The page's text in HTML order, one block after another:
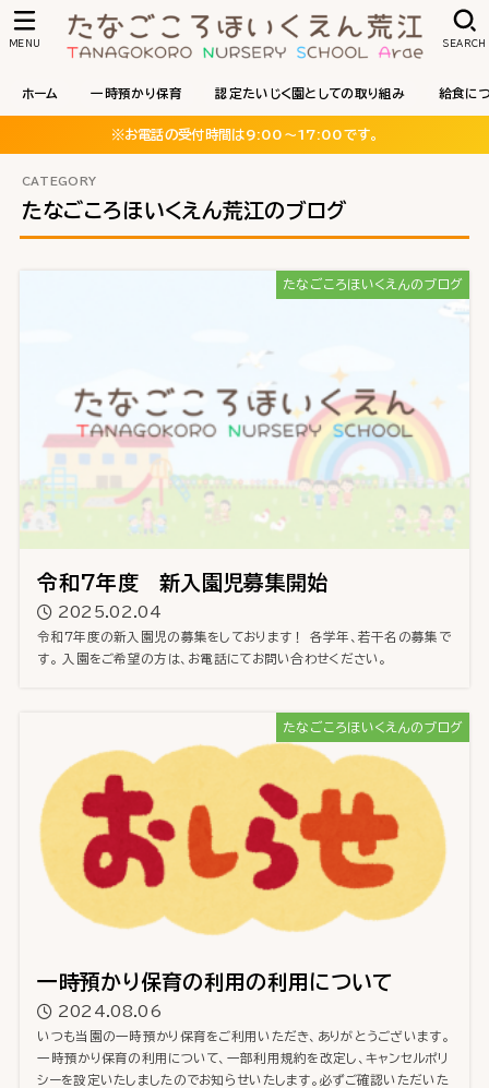
ホーム 一時預かり保育 認定たいじく園としての取り組み 給食に
SEARCH
MENU
※お電話の受付時間は9:00〜17:00です。
たなごころほいくえん荒江のブログ
たなごころほいくえんのブログ
令和7年度 新入園児募集開始
2025.02.04
令和7年度の新入園児の募集をしております！ 各学年、若干名の募集で
す。 入園をご希望の方は、お電話にてお問い合わせください。
たなごころほいくえんのブログ
一時預かり保育の利用の利用について
2024.08.06
いつも当園の一時預かり保育をご利用いただき、ありがとうございます。
一時預かり保育の利用について、一部利用規約を改定し、キャンセルポリ
シーを設定いたしましたのでお知らせいたします。必ずご確認いただいた